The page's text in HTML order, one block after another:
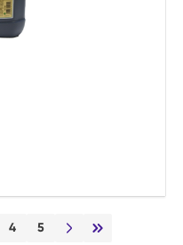
4 5
Neste sideSiste side